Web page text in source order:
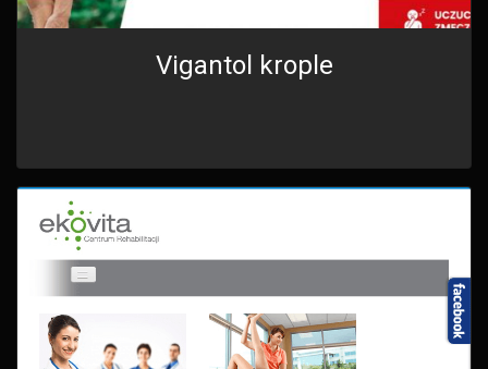
Vigantol krople